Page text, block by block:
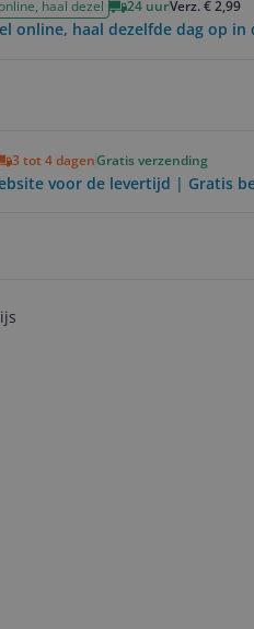
haal dezel 24 uurVerz. € 2,99
online, haal dezelfde dag op in
3 tot 4 dagenGratis verzending
voor de levertijd | Gratis